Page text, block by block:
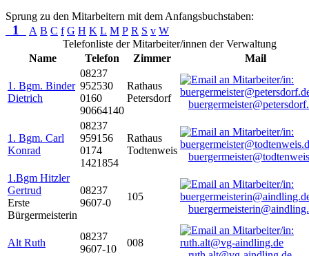
Sprung zu den Mitarbeitern mit dem Anfangsbuchstaben:
1 A B C f G H K L M P R S v W
Telefonliste der Mitarbeiter/innen der Verwaltung
Name
Telefon Zimmer Mail
1. Bgm. Binder
Dietrich
08237
952530
0160
90664140
Rathaus
Petersdorf
1. Bgm. Carl
Konrad
08237
959156
0174
1421854
Rathaus
Todtenweis
1.Bgm Hitzler
Gertrud
Erste
Bürgermeisterin
08237
9607-0
105
Alt Ruth
08237
9607-10
008